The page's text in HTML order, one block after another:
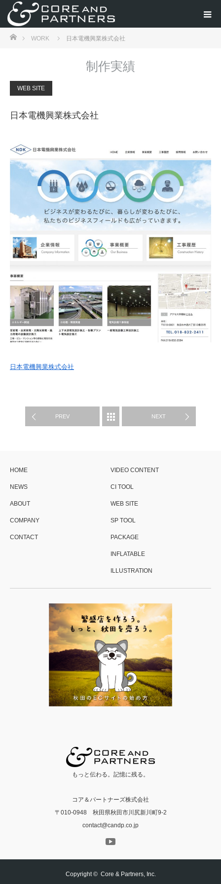
ホームWORK 日本電機興業株式会社
制作実績
WEB SITE
日本電機興業株式会社
日本電機興業株式会社
PREV
制作実績 NEXT
HOME
NEWS
ABOUT
COMPANY
CONTACT
VIDEO CONTENT
CI TOOL
WEB SITE
SP TOOL
PACKAGE
INFLATABLE
ILLUSTRATION
もっと伝わる。記憶に残る。
コア＆パートナーズ株式会社
〒010-0948 秋田県秋田市川尻新川町9-2
contact@candp.co.jp
Copyright © Core & Partners, Inc.